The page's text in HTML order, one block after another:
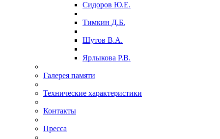
Сидоров Ю.Е.
Тимкин Д.Б.
Шутов В.А.
Ярлыкова Р.В.
Галерея памяти
Технические характеристики
Контакты
Пресса